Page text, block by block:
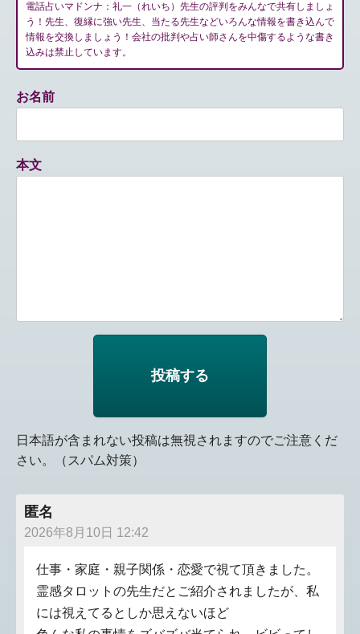
電話占いマドンナ：礼一（れいち）先生の評判をみんなで共有しましょ
う！先生、復縁に強い先生、当たる先生などいろんな情報を書き込んで
情報を交換しましょう！会社の批判や占い師さんを中傷するような書き
込みは禁止しています。
お名前
本文
日本語が含まれない投稿は無視されますのでご注意くだ
さい。（スパム対策）
匿名
2026年8月10日 12:42
仕事・家庭・親子関係・恋愛で視て頂きました。
霊感タロットの先生だとご紹介されましたが、私
には視えてるとしか思えないほど